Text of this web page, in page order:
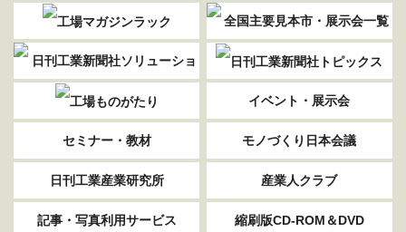
イベント・展示会
セミナー・教材 モノづくり日本会議
日刊工業産業研究所 産業人クラブ
記事・写真利用サービス 縮刷版CD-ROM＆DVD